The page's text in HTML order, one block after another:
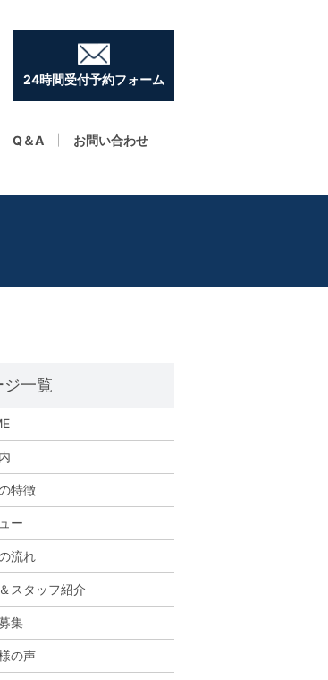
Q＆A お問い合わせ
24時間受付予約フォーム
特徴
ー
流れ
スタッフ紹介
集
の声